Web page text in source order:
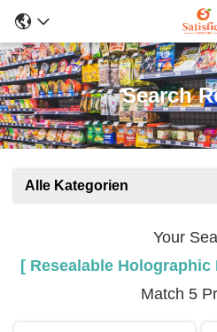
Search
Alle Kategorien
Your
[ Resealable
Match 5